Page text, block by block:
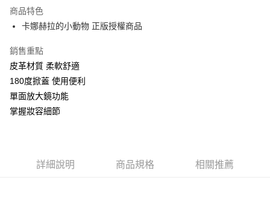
Apple Pay
街口支付
悠遊付
AFTEE先享後付
相關說明
２．便利：只要手機號碼，簡訊認證，即可結帳。
商品特色
卡娜赫拉的小動物 正版授權商品
銷售重點
皮革材質 柔軟舒適
180度掀蓋 使用便利
單面放大鏡功能
掌握妝容細節
詳細說明 商品規格 相關推薦